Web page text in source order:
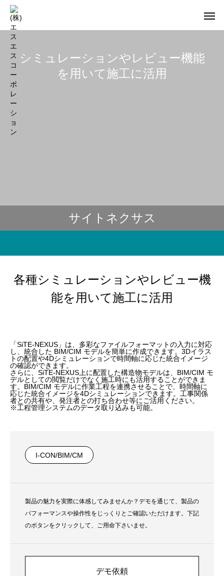
公共積算システム
勝てる積算システムを揃えました
建設業の皆様に必要なツールです。
シミュレーションやレビュー機能
を⽤いて施⼯に活⽤
サイトネクサス
各種シミュレーションやレビュー機
能を⽤いて施⼯に活⽤
「SiTE-NEXUS」は、多彩なファイルフォーマットの⼊⼒に対応
し、統合した BIM/CIM モデルを簡単に作成できます。3Dイラス
トの配置や4Dシミュレーションで時間軸に応じた統合イメージ
の確認ができます。
さらに、SiTE-NEXUS上に配置した構造物モデルは、BIM/CIM モ
デルとしての閲覧だけでなく施工時にも活用することができま
す。BIM/CIM モデルに作業⼯程を連携させることで、時間軸に
応じた統合イメージを4Dシミュレーションできます。⼯事関係
者との共有や、発注者との打ち合わせ等にご活⽤ください。
※⼯程管理システムのデータ取り込みも可能。
I-CON/BIM/CM
製品の魅力を実際に体感してみませんか？デモを通じて、製品の
パフォーマンスや操作性をじっくりとご確認いただけます。下記
のボタンをクリックして、ご用命下さいませ。
デモ依頼